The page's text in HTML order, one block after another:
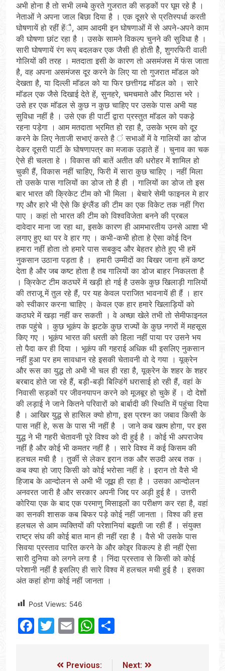
अभी होना है तो सभी लम्बे कुरते गुजरात की सड़कों पर घूम रहे है ।
नेताओं ने अपना जाल बिछा दिया है । एक दूसरे से प्रतिस्पर्धा करती
घोषणायें हो रहीं हेंै, आम आदमी इन घोषणाओं में से अपने-अपने काम
की घोषणा छांट रहा है । उसके सामने विकल्प चुनने की सुविधा है ।
सारी घोषणायें रंग रूप् बदलकर एक जैसी ही होती हेै, शुगरफिरी वाली
गोलियों की तरह । मतदाता इसी के कारण तो असमंजस में फंस जाता
है, वह अपना असमंजस दूर करने के लिए या तो गुजरात माॅडल को
देखता है, या दिल्ली माॅडल को या फिर छत्तीगढ माॅडल को । सारे
माॅडल एक जैसे दिखाई देते हें, सुनहरे, चमचमाते और मिठास भरे ।
उसे हर एक माॅडल से कुछ न कुछ चाहिए पर उसके पास अभी यह
सुविधा नहीं है । उसे एक ही पार्टी द्वारा प्रस्तुत माॅडल को पकड़े
रहना पड़ेगा । आम मतदाता भ्रमित हो रहा है, उसके भ्रम को दूर
करने के लिए नेताजी सभाएं करते है ं सभाओं में वे गालियों का डोज
देकर दूसरी पार्टी के घोषणापत्र का मजाक उड़ाते हें । चुनाव का चक
ऐसे ही चलता हे । विकास की बातें अतीत की धरोहर में शामिल हो
चुकी हैं, विकास नहीं चाहिए, फिरी में सारा कुछ चाहिए । नहीं मिला
तो उसके पास गालियों का डोज तो है ही । गालियों का डोज तो इस
बार भारत की क्रिकेट टीम को भी मिला । बेचारे सेमी फाइनल मे हार
गए और हारे भी ऐसे कि इंग्लैंड की टीम का एक विकेट तक नहीं गिरा
पाए । कहां तो भारत की टीम को विश्वविजेता बनने की प्रबल
दावेदार माना जा रहा था, इसके कारण ही आमभारतीय उनसे आशा भी
लगाए हुए था पर वे हार गए । कभी-कभी होता हे ऐसा कोई दिन
हमारा नहीं होता तो हमारे पास सबकुद और बेहतर होते हुए भी हमें
नुकसान उठाना पड़ता है । हमारी उम्मीदों का बिखर जाना हमें कष्ट
देता है और जब कष्ट होता है तब गालियों का डोज बाहर निकलता है
। क्रिकेट टीम कठघरें में खड़ी हो गई है उसके कुछ खिलाड़ी गालियों
की तराजू में तुल रहे हैं, पर यह केवल पराजित भावनायें ही हैं । हार
को स्वीकार करना चाहिए । केवल एक हार हमारे खिलाड़ियों को
कठघरे में खड़ा नहीं कर सकती । वे अच्छा खेले तभी तो सेमीफाइनल
तक पहुंचे । कुछ भूकंप के झटके कुछ राज्यों के कुछ नगरों में महसूस
किए गए । भूकंप भारत की धरती को हिला नहीं पाया पर उसने भय
तो पैदा कर ही दिया । भूकंप की गहराई अधिक थी इसलिए नुकसान
नहीं हुआ पर हम सावधान रहे इसकी चेतावनी वो दे गया । यूक्रेन
और रूस का युद्ध तो अभी भी चल ही रहा है, यूक्रेन के शहर के शहर
बरबाद होते जा रहे हैं, बड़ी-बड़ी बिल्डिंगें धरासाई हो रही हैं, वहां के
निवासी सड़कों पर जीवनयापन करने को मूजबूर हो चुके हें । दो देशों
की लड़ाई ने जाने कितने परिवारों को बार्बादी की स्थिति में पहुंचा दिया
है । आखिर युद्ध से हासिल क्यो होगा, इस प्रश्न का जबाव किसी के
पास नहीं हे, रूस के पास भी नहीं है । जाने कब खत्म होगा, पर इस
युद्ध ने भी गहरी चेतावनी पूरे विश्व को दी हुई है । कोई भी अपराजेय
नहीं है और कोई भी कमतर नहीं है । सारे विश्व में कई किसम की
हलचल मची है । तुर्की से लेकर इरान तक और सउदी अरब तक ।
कब क्या हो जाए किसी को कोई भरोसा नहीं हे । इरान तो वैसे भी
हिजाब के आन्दोलन से अभी भी जूझ ही रहा है । उसका आन्दोलन
अनवरत जारी है और सरकार अपनी जिद्द पर अड़ी हुई है । उत्तरी
कोरिया एक के बाद एक परमाणु मिसाइलों का परीक्षण कर रहा है, वहां
का सनकी शासक कब बिफर पड़े कोई नहीं जानता । विश्व की हस
हलचल से आम व्यक्तियों की परेशानियां बझ़ती जा रही हैं । संयुक्त
राष्ट्र संघ की कोई बात मान ही नहीं रहा है । वैसे भी उसके पास
सिवया प्रस्ताव पारित करने के और कोइ्र विकल्प हे ही नहीं ऐसा
सारी दुनिया को लगने लगा है । निंदा प्रस्ताव से किसी को कोई
परेशानी नहीं है इसलिए ही सारे विश्व में हलचल मची हुई है । इसका
अंत कहां होगा कोई नहीं जानता ।
Post Views: 546
Facebook
Twitter
EmailWhatsApp
Previous:
Next: